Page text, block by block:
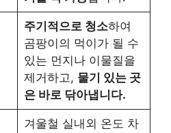
주기적으로 청소하여
곰팡이의 먹이가 될 수
있는 먼지나 이물질을
제거하고, 물기 있는 곳
은 바로 닦아냅니다.
겨울철 실내외 온도 차